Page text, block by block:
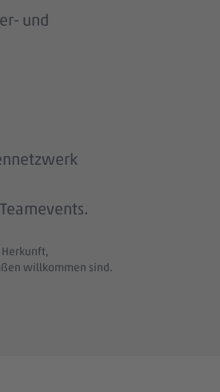
und
willkommen sind.